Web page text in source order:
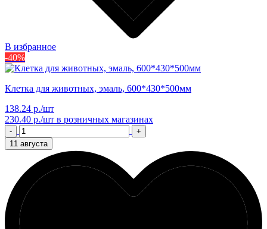
В избранное
-40%
Клетка для животных, эмаль, 600*430*500мм
138.24 р./шт
230.40 р./шт в розничных магазинах
-
+
11 августа